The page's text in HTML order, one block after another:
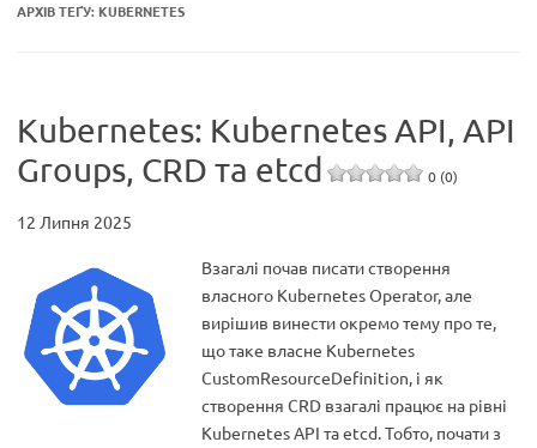
АРХІВ ТЕҐУ: KUBERNETES
Kubernetes: Kubernetes API, API
Groups, CRD та etcd
0 (0)
12 Липня 2025
Взагалі почав писати створення
власного Kubernetes Operator, але
вирішив винести окремо тему про те,
що таке власне Kubernetes
CustomResourceDefinition, і як
створення CRD взагалі працює на рівні
Kubernetes API та etcd. Тобто, почати з